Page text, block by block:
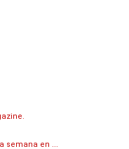
semana en ...